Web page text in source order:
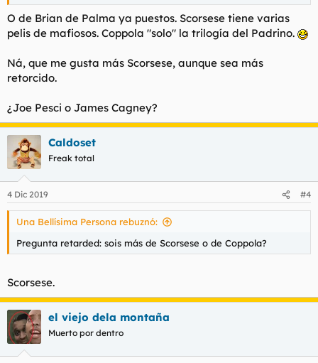
O de Brian de Palma ya puestos. Scorsese tiene varias
pelis de mafiosos. Coppola "solo" la trilogía del Padrino.
Ná, que me gusta más Scorsese, aunque sea más
retorcido.
¿Joe Pesci o James Cagney?
Caldoset
Freak total
4 Dic 2019 #4
Una Bellísima Persona rebuznó:
Pregunta retarded: sois más de Scorsese o de Coppola?
Scorsese.
el viejo dela montaña
Muerto por dentro